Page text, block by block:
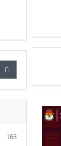
168